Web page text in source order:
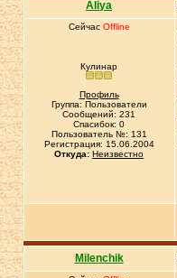
Aliya
Сейчас Offline
Кулинар
Профиль
Группа: Пользователи
Сообщений: 231
Спасибок: 0
Пользователь №: 131
Регистрация: 15.06.2004
Откуда: Неизвестно
Milenchik